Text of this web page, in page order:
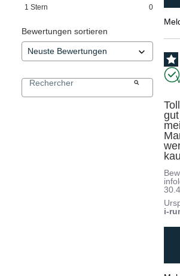
1 Stern 0
Bewertungen sortieren
i-